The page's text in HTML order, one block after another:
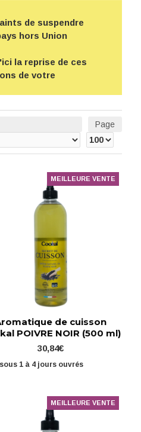
de suspendre
hors Union
la reprise de ces
de votre
Page
MEILLEURE VENTE
de cuisson
POIVRE NOIR (500 ml)
30,84€
1 à 4 jours ouvrés
MEILLEURE VENTE